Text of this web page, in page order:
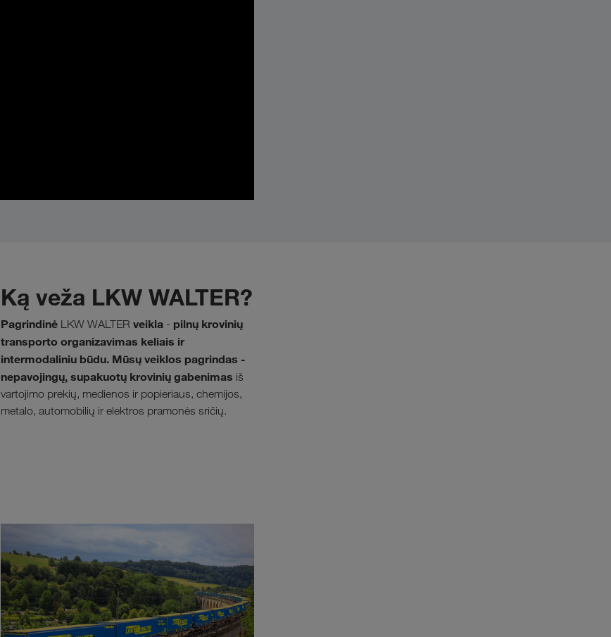
Ką veža LKW WALTER?
Pagrindinė LKW WALTER veikla - pilnų krovinių
transporto organizavimas keliais ir
intermodaliniu būdu. Mūsų veiklos pagrindas -
nepavojingų, supakuotų krovinių gabenimas iš
vartojimo prekių, medienos ir popieriaus, chemijos,
metalo, automobilių ir elektros pramonės sričių.